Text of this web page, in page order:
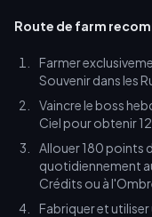
Route de farm
Farmer
Souvenir dans les
Vaincre le boss
Ciel pour obtenir
Allouer 180 points
quotidiennement
Crédits ou à
Fabriquer et